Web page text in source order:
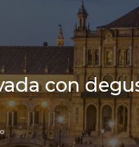
con